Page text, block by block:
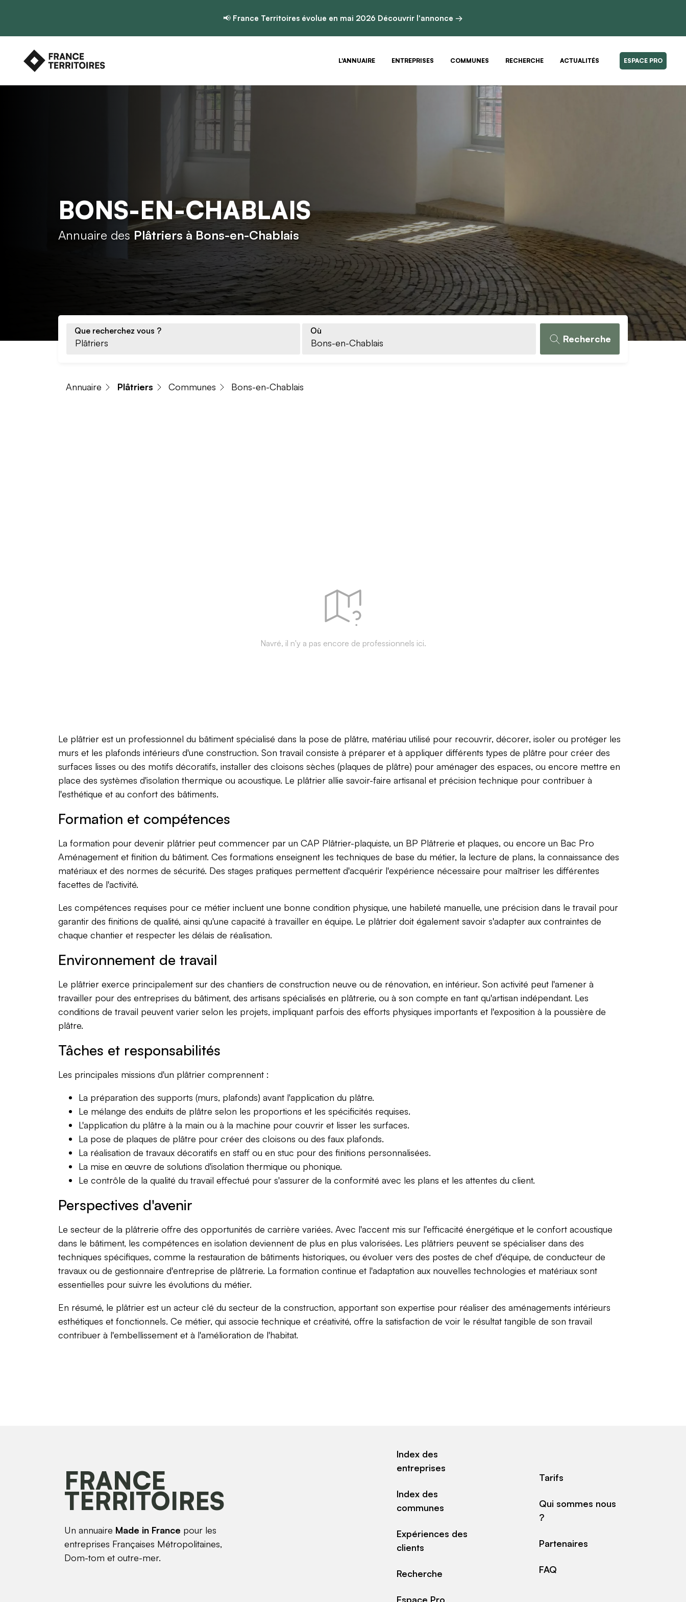
📢 France Territoires évolue en mai 2026 Découvrir l'annonce →
L'ANNUAIRE ENTREPRISES COMMUNES RECHERCHE ACTUALITÉS ESPACE PRO
BONS-EN-CHABLAIS
Annuaire des Plâtriers à Bons-en-Chablais
Que recherchez vous ? Où
Recherche
Annuaire Plâtriers Communes Bons-en-Chablais
Navré, il n'y a pas encore de professionnels ici.
Le plâtrier est un professionnel du bâtiment spécialisé dans la pose de plâtre, matériau utilisé pour recouvrir, décorer, isoler ou protéger les
murs et les plafonds intérieurs d'une construction. Son travail consiste à préparer et à appliquer différents types de plâtre pour créer des
surfaces lisses ou des motifs décoratifs, installer des cloisons sèches (plaques de plâtre) pour aménager des espaces, ou encore mettre en
place des systèmes d'isolation thermique ou acoustique. Le plâtrier allie savoir-faire artisanal et précision technique pour contribuer à
l'esthétique et au confort des bâtiments.
Formation et compétences
La formation pour devenir plâtrier peut commencer par un CAP Plâtrier-plaquiste, un BP Plâtrerie et plaques, ou encore un Bac Pro
Aménagement et finition du bâtiment. Ces formations enseignent les techniques de base du métier, la lecture de plans, la connaissance des
matériaux et des normes de sécurité. Des stages pratiques permettent d'acquérir l'expérience nécessaire pour maîtriser les différentes
facettes de l'activité.
Les compétences requises pour ce métier incluent une bonne condition physique, une habileté manuelle, une précision dans le travail pour
garantir des finitions de qualité, ainsi qu'une capacité à travailler en équipe. Le plâtrier doit également savoir s'adapter aux contraintes de
chaque chantier et respecter les délais de réalisation.
Environnement de travail
Le plâtrier exerce principalement sur des chantiers de construction neuve ou de rénovation, en intérieur. Son activité peut l'amener à
travailler pour des entreprises du bâtiment, des artisans spécialisés en plâtrerie, ou à son compte en tant qu'artisan indépendant. Les
conditions de travail peuvent varier selon les projets, impliquant parfois des efforts physiques importants et l'exposition à la poussière de
plâtre.
Tâches et responsabilités
Les principales missions d'un plâtrier comprennent :
La préparation des supports (murs, plafonds) avant l'application du plâtre.
Le mélange des enduits de plâtre selon les proportions et les spécificités requises.
L'application du plâtre à la main ou à la machine pour couvrir et lisser les surfaces.
La pose de plaques de plâtre pour créer des cloisons ou des faux plafonds.
La réalisation de travaux décoratifs en staff ou en stuc pour des finitions personnalisées.
La mise en œuvre de solutions d'isolation thermique ou phonique.
Le contrôle de la qualité du travail effectué pour s'assurer de la conformité avec les plans et les attentes du client.
Perspectives d'avenir
Le secteur de la plâtrerie offre des opportunités de carrière variées. Avec l'accent mis sur l'efficacité énergétique et le confort acoustique
dans le bâtiment, les compétences en isolation deviennent de plus en plus valorisées. Les plâtriers peuvent se spécialiser dans des
techniques spécifiques, comme la restauration de bâtiments historiques, ou évoluer vers des postes de chef d'équipe, de conducteur de
travaux ou de gestionnaire d'entreprise de plâtrerie. La formation continue et l'adaptation aux nouvelles technologies et matériaux sont
essentielles pour suivre les évolutions du métier.
En résumé, le plâtrier est un acteur clé du secteur de la construction, apportant son expertise pour réaliser des aménagements intérieurs
esthétiques et fonctionnels. Ce métier, qui associe technique et créativité, offre la satisfaction de voir le résultat tangible de son travail
contribuer à l'embellissement et à l'amélioration de l'habitat.
FRANCE
TERRITOIRES
Un annuaire Made in France pour les
entreprises Françaises Métropolitaines,
Dom-tom et outre-mer.
Index des
entreprises
Index des
communes
Expériences des
clients
Recherche
Espace Pro
Tarifs
Qui sommes nous
?
Partenaires
FAQ